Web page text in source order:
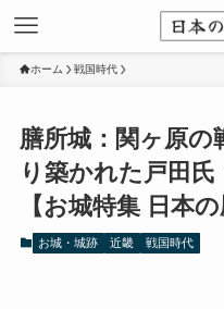
ホーム 戦国時代
膳所城：関ヶ原の
り築かれた戸田
【お城特集 日本の
お城・城跡 近畿 戦国時代